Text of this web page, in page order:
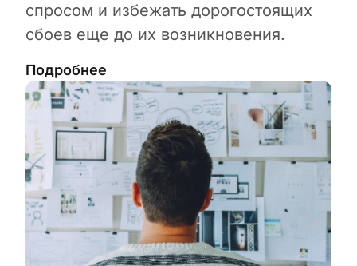
спросом и избежать дорогостоящих
сбоев еще до их возникновения.
Подробнее